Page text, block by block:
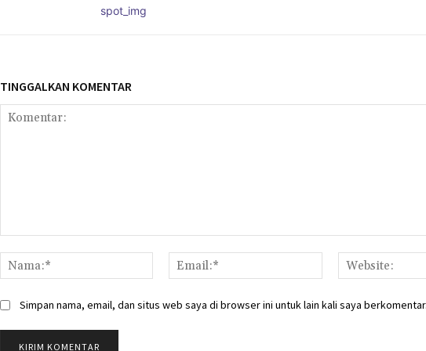
TINGGALKAN KOMENTAR
Nama:*
Email:*
Simpan nama, email, dan situs web saya di browser ini untuk lain kali saya berkomentar.